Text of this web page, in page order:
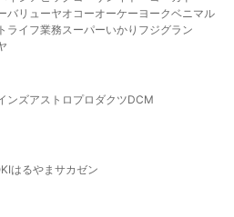
バリューヤオコーオーケー ヨークベニマル
ライフ業務スーパーいかり フジグラン
ンズアストロプロダクツDCM
はるやま サカゼン